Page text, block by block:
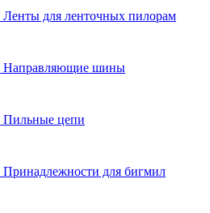
Ленты для ленточных пилорам
Направляющие шины
Пильные цепи
Принадлежности для бигмил